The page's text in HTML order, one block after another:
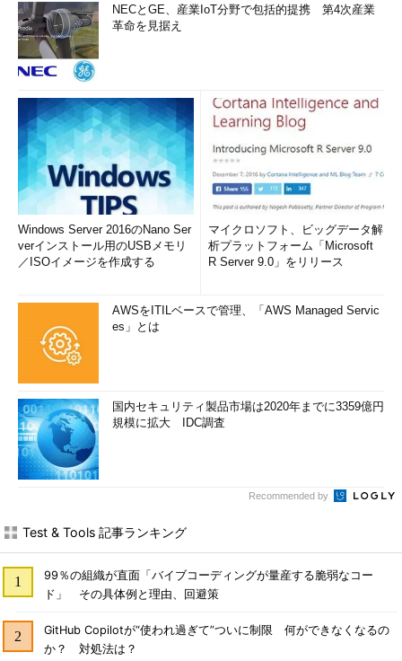
NECとGE、産業IoT分野で包括的提携 第4次産業
革命を見据え
Windows Server 2016のNano Ser
verインストール用のUSBメモリ
／ISOイメージを作成する
マイクロソフト、ビッグデータ解
析プラットフォーム「Microsoft
R Server 9.0」をリリース
AWSをITILベースで管理、「AWS Managed Servic
es」とは
国内セキュリティ製品市場は2020年までに3359億円
規模に拡大 IDC調査
Recommended by
Test & Tools 記事ランキング
99％の組織が直面「バイブコーディングが量産する脆弱なコー
ド」 その具体例と理由、回避策
GitHub Copilotが“使われ過ぎて”ついに制限 何ができなくなるの
か？ 対処法は？